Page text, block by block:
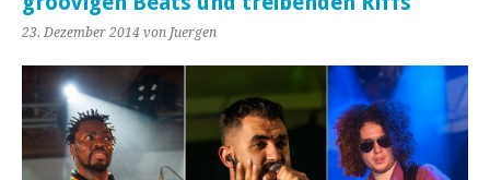
23. Dezember 2014 von Juergen